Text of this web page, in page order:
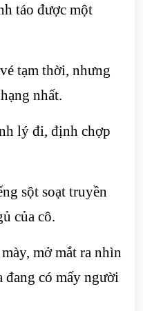
táo được một
tạm thời, nhưng
nhất.
lý đi, định chợp
sột soạt truyền
của cô.
mở mắt ra nhìn
có mấy người